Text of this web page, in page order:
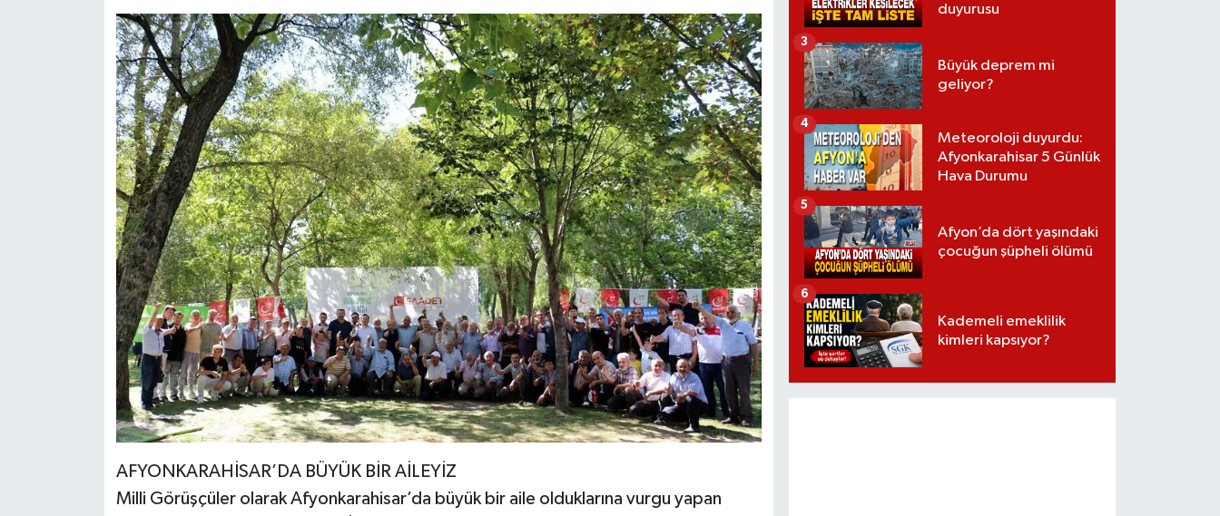
AFYONKARAHİSAR’DA BÜYÜK BİR AİLEYİZ
Milli Görüşçüler olarak Afyonkarahisar’da büyük bir aile olduklarına vurgu yapan
duyurusu
Büyük deprem mi
geliyor?
3
Meteoroloji duyurdu:
Afyonkarahisar 5 Günlük
Hava Durumu
4
Afyon’da dört yaşındaki
çocuğun şüpheli ölümü
5
Kademeli emeklilik
kimleri kapsıyor?
6